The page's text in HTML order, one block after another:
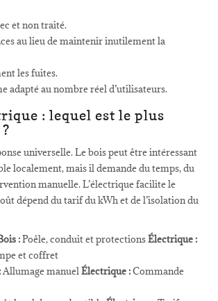
et non traité.
au lieu de maintenir inutilement la
les fuites.
adapté au nombre réel d’utilisateurs.
: lequel est le plus
universelle. Le bois peut être intéressant
localement, mais il demande du temps, du
manuelle. L’électrique facilite le
dépend du tarif du kWh et de l’isolation du
:Poêle, conduit et protectionsÉlectrique :
et coffret
Allumage manuelÉlectrique :Commande